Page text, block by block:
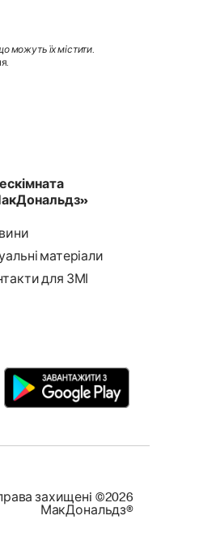
можуть їх містити.
матеріали
для ЗМІ
захищенi ©2026
МакДональдз®